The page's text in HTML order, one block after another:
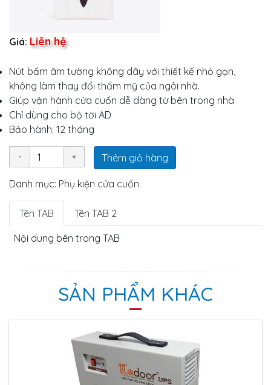
Giá: Liên hệ
Nút bấm âm tường không dây với thiết kế nhỏ gọn,
không làm thay đổi thẩm mỹ của ngôi nhà.
Giúp vận hành cửa cuốn dễ dàng từ bên trong nhà
Chỉ dùng cho bộ tời AD
Bảo hành: 12 tháng
Thêm giỏ hàng
Danh mục: Phụ kiện cửa cuốn
Tên TAB Tên TAB 2
Nội dung bên trong TAB
SẢN PHẨM KHÁC